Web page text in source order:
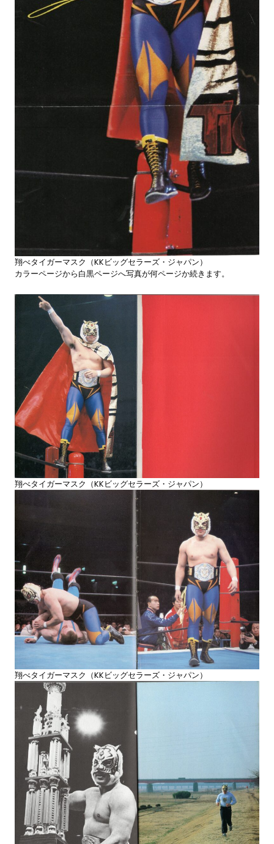
翔べタイガーマスク（KKビッグセラーズ・ジャパン）
カラーページから白黒ページへ写真が何ページか続きます。
翔べタイガーマスク（KKビッグセラーズ・ジャパン）
翔べタイガーマスク（KKビッグセラーズ・ジャパン）